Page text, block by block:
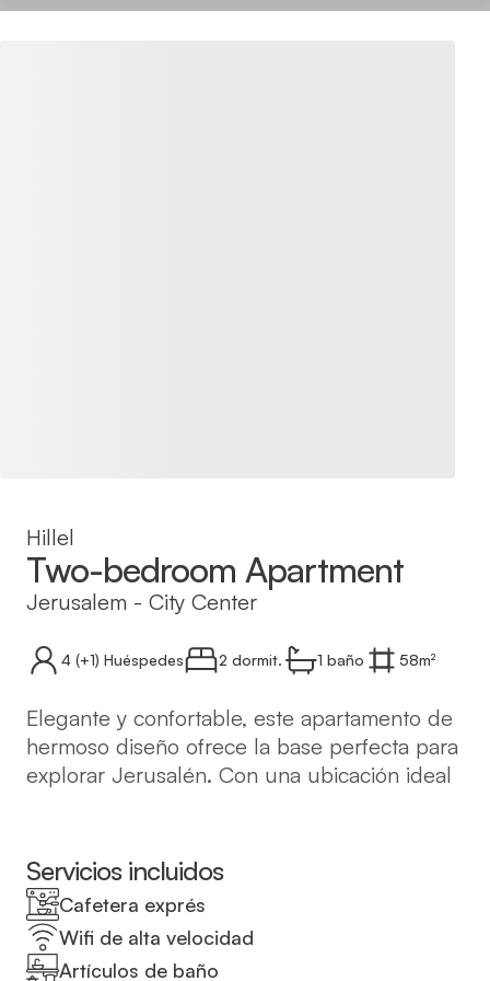
Hillel
Two-bedroom Apartment
Jerusalem - City Center
4 (+1) Huéspedes 2 dormit. 1 baño 58m²
Elegante y confortable, este apartamento de
hermoso diseño ofrece la base perfecta para
explorar Jerusalén. Con una ubicación ideal
Independencia, ofrece fácil acceso a las
principales atracciones de la ciudad y al
vibrante centro.
El apartamento cuenta con dos acogedoras
Servicios incluidos
Cafetera exprés
Wifi de alta velocidad
Artículos de baño